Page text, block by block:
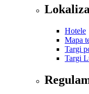
Hotele
Mapa
Targi
Targi